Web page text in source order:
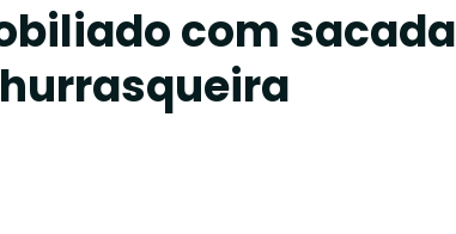
com sacada